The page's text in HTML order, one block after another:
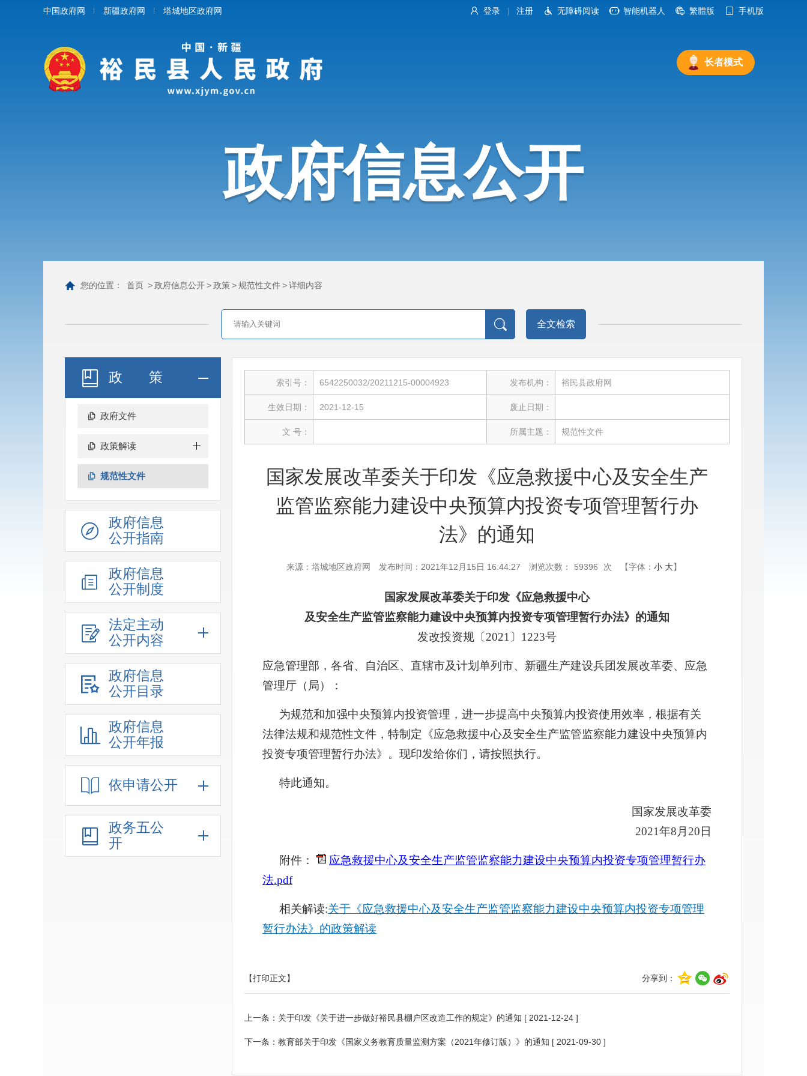
登录 注册 无障碍阅读 智能机器人 繁體版 手机版
中国政府网 新疆政府网 塔城地区政府网
长者模式
政府信息公开
您的位置： 首页 >政府信息公开>政策 >规范性文件>详细内容
全文检索
政策
政府文件
政策解读
规范性文件
政府信息
公开指南
政府信息
公开制度
法定主动
公开内容
政府信息
公开目录
政府信息
公开年报
依申请公开
政务五公
开
索引号： 6542250032/20211215-00004923 发布机构： 裕民县政府网
生效日期： 2021-12-15 废止日期：
文 号： 所属主题： 规范性文件
国家发展改革委关于印发《应急救援中心及安全生产
监管监察能力建设中央预算内投资专项管理暂行办
法》的通知
来源：塔城地区政府网 发布时间：2021年12月15日 16:44:27 浏览次数： 59396 次 【字体： 小 大】
国家发展改革委关于印发《应急救援中心
及安全生产监管监察能力建设中央预算内投资专项管理暂行办法》的通知
发改投资规〔 2021〕1223号
应急管理部，各省、自治区、直辖市及计划单列市、新疆生产建设兵团发展改革委、应急
管理厅（局）：
为规范和加强中央预算内投资管理，进一步提高中央预算内投资使用效率，根据有关
法律法规和规范性文件，特制定《应急救援中心及安全生产监管监察能力建设中央预算内
投资专项管理暂行办法》。现印发给你们，请按照执行。
特此通知。
国家发展改革委
2021年8月20日
附件：
应急救援中心及安全生产监管监察能力建设中央预算内投资专项管理暂行办
法.pdf
相关解读:关于《应急救援中心及安全生产监管监察能力建设中央预算内投资专项管理
暂行办法》的政策解读
【打印正文】 分享到：
上一条： 关于印发《关于进一步做好裕民县棚户区改造工作的规定》的通知 [ 2021-12-24 ]
下一条： 教育部关于印发《国家义务教育质量监测方案（2021年修订版）》的通知 [ 2021-09-30 ]